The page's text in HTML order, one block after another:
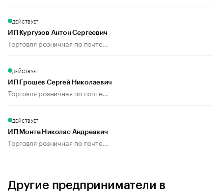
ДЕЙСТВУЕТ
ИП Кургузов Антон Сергеевич
Торговля розничная по почте...
ДЕЙСТВУЕТ
ИП Грошев Сергей Николаевич
Торговля розничная по почте...
ДЕЙСТВУЕТ
ИП Монте Николас Андреавич
Торговля розничная по почте...
Другие предприниматели в